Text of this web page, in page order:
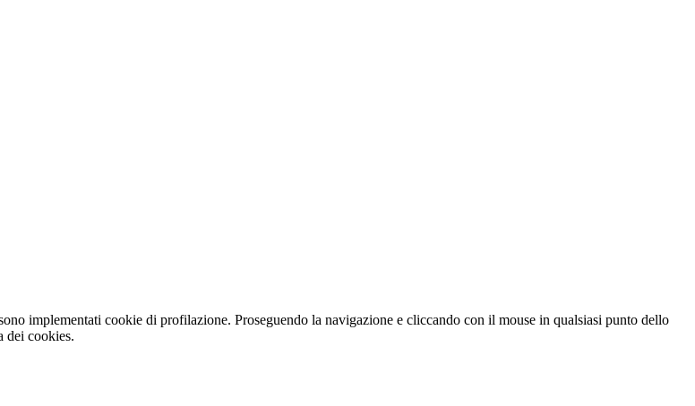
implementati cookie di profilazione. Proseguendo la navigazione e cliccando con il mouse in qualsiasi punto dello
dei cookies.